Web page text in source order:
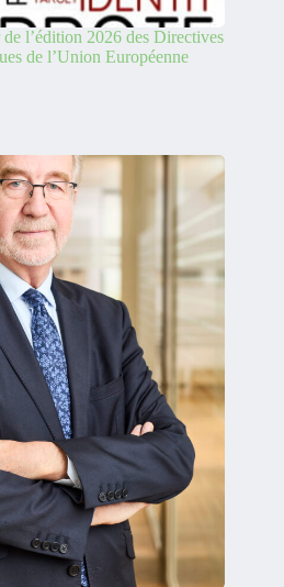
l’édition 2026 des Directives
de l’Union Européenne